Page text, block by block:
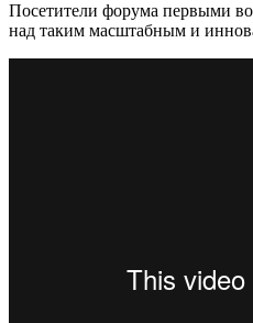
Посетители форума первыми во
над таким масштабным и